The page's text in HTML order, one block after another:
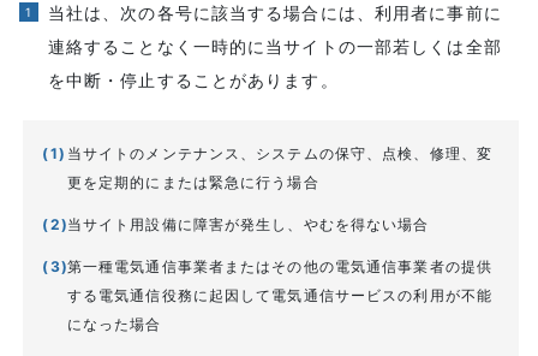
当社は、次の各号に該当する場合には、利用者に事前に
連絡することなく一時的に当サイトの一部若しくは全部
を中断・停止することがあります。
当サイトのメンテナンス、システムの保守、点検、修理、変
更を定期的にまたは緊急に行う場合
当サイト用設備に障害が発生し、やむを得ない場合
第一種電気通信事業者またはその他の電気通信事業者の提供
する電気通信役務に起因して電気通信サービスの利用が不能
になった場合